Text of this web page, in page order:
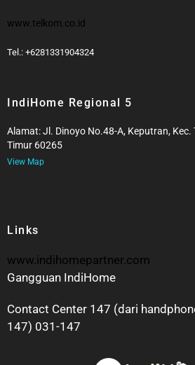
www.telkom.co.id
Tel.: +6281331904324
IndiHome Regional 5
Alamat: Jl. Dinoyo No.48-A, Keputran, Kec.
Timur 60265
View Map
Links
www.indihomepartner.com
Gangguan IndiHome
Contact Center 147 (dari
147) 031-147